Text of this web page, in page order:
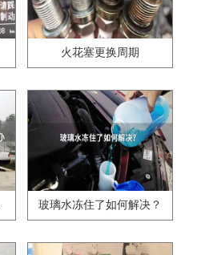
火花塞更换周期
玻璃水冻住了如何解决？